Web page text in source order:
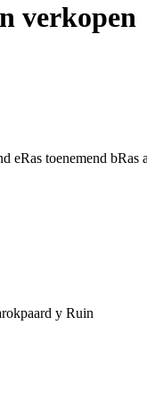
verkopen
eRas toenemend bRas
y Ruin